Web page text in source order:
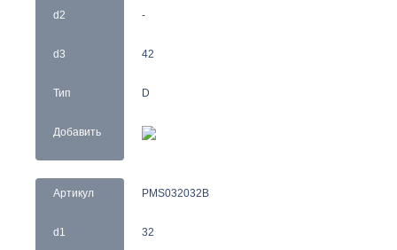
d2
d3
Тип
Добавить
-
42
D
Артикул
d1
PMS032032B
32